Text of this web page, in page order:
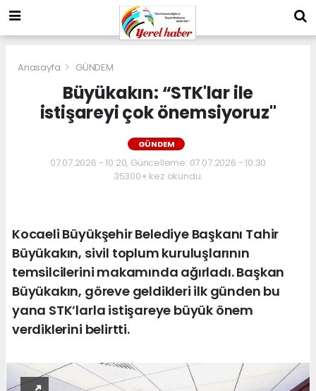
Anasayfa GÜNDEM
Büyükakın: “STK'lar ile
istişareyi çok önemsiyoruz"
GÜNDEM
07.07.2026 - 10:20, Güncelleme: 07.07.2026 - 10:30
35300+ kez okundu.
Kocaeli Büyükşehir Belediye Başkanı Tahir
Büyükakın, sivil toplum kuruluşlarının
temsilcilerini makamında ağırladı. Başkan
Büyükakın, göreve geldikleri ilk günden bu
yana STK’larla istişareye büyük önem
verdiklerini belirtti.